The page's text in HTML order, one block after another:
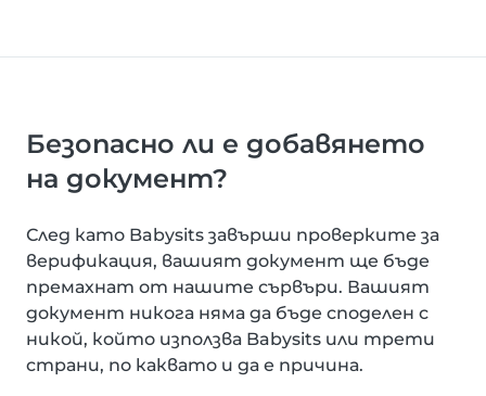
Безопасно ли е добавянето
на документ?
След като Babysits завърши проверките за
верификация, вашият документ ще бъде
премахнат от нашите сървъри. Вашият
документ никога няма да бъде споделен с
никой, който използва Babysits или трети
страни, по каквато и да е причина.